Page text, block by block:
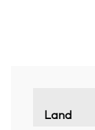
Land